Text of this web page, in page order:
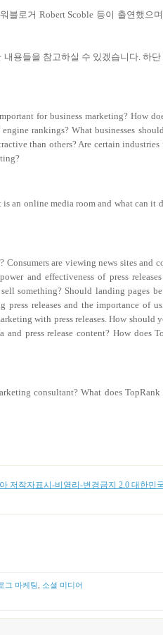
블로거 Robert Scoble 등이 출연했으
용들을 참고하실 수 있겠습니다. 하
for business marketing? How
rankings? What businesses
than others? Are certain
an online media room and what can it
Consumers are viewing news sites and
and effectiveness of press
something? Should landing pages
press releases and the importance of
with press releases. How
press release content? How does
consultant? What does
저작자표시-비영리-변경금지 2.0 대한민
그 마케팅
소셜 미디어